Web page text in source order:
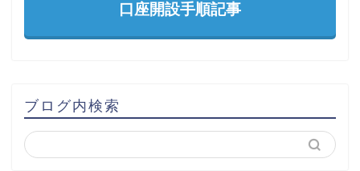
口座開設手順記事
ブログ内検索